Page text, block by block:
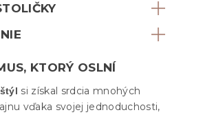
KTORÝ OSLNÍ
si získal srdcia mnohých
vďaka svojej jednoduchosti,